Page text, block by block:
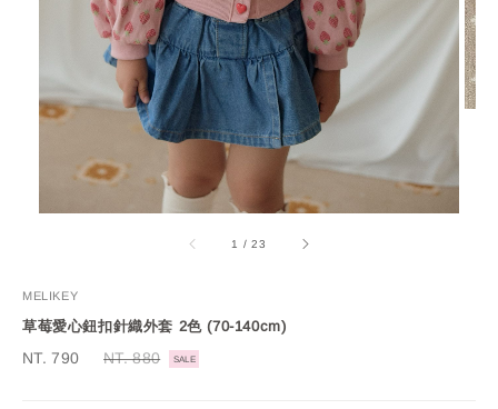
1 /23
MELIKEY
草莓愛心鈕扣針織外套 2色 (70-140cm)
Sale
NT. 790
Regular
NT. 880 SALE